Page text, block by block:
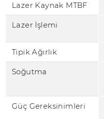
Lazer Kaynak MTBF
Lazer İşlemi
Tipik Ağırlık
Soğutma
Güç Gereksinimleri